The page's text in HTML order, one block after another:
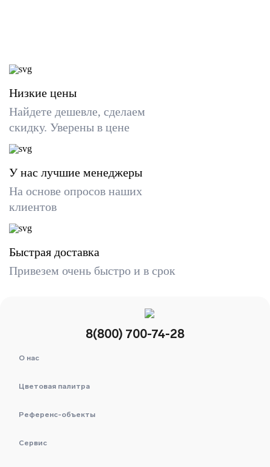
Низкие цены
Найдете дешевле, сделаем
скидку. Уверены в цене
У нас лучшие менеджеры
На основе опросов наших
клиентов
Быстрая доставка
Привезем очень быстро и в срок
8(800) 700-74-28
О нас
Цветовая палитра
Референс-объекты
Сервис